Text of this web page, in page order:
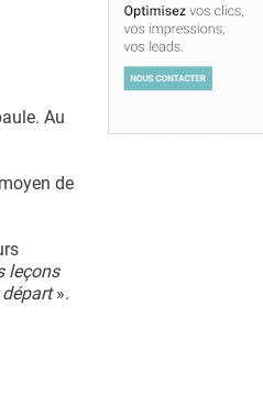
Au
de
leçons
».